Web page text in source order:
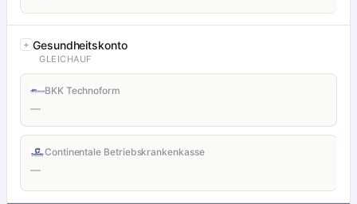
Gesundheitskonto
GLEICHAUF
BKK Technoform
—
Continentale Betriebskrankenkasse
—